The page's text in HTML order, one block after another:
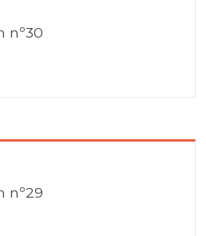
nº30
nº29